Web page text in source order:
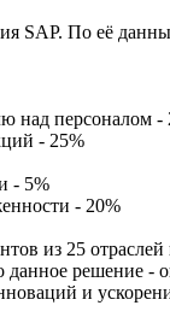
SAP. По её
над персоналом -
- 25%
- 5%
- 20%
из 25
данное решение
и